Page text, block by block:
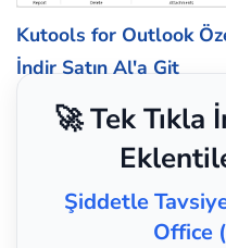
Kutools for Outlook
İndir Satın Al'a Git
🚀 Tek
Şiddetle
Office